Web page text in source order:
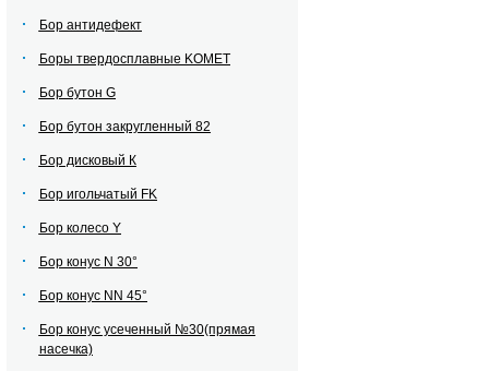
Бор антидефект
Боры твердосплавные KOMET
Бор бутон G
Бор бутон закругленный 82
Бор дисковый К
Бор игольчатый FK
Бор колесо Y
Бор конус N 30°
Бор конус NN 45°
Бор конус усеченный №30(прямая
насечка)